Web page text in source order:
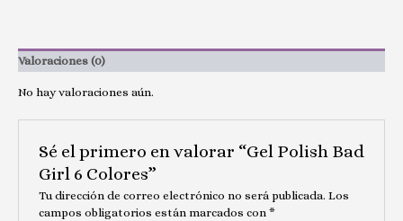
Valoraciones (0)
No hay valoraciones aún.
Sé el primero en valorar “Gel Polish Bad
Girl 6 Colores”
Tu dirección de correo electrónico no será publicada. Los
campos obligatorios están marcados con *